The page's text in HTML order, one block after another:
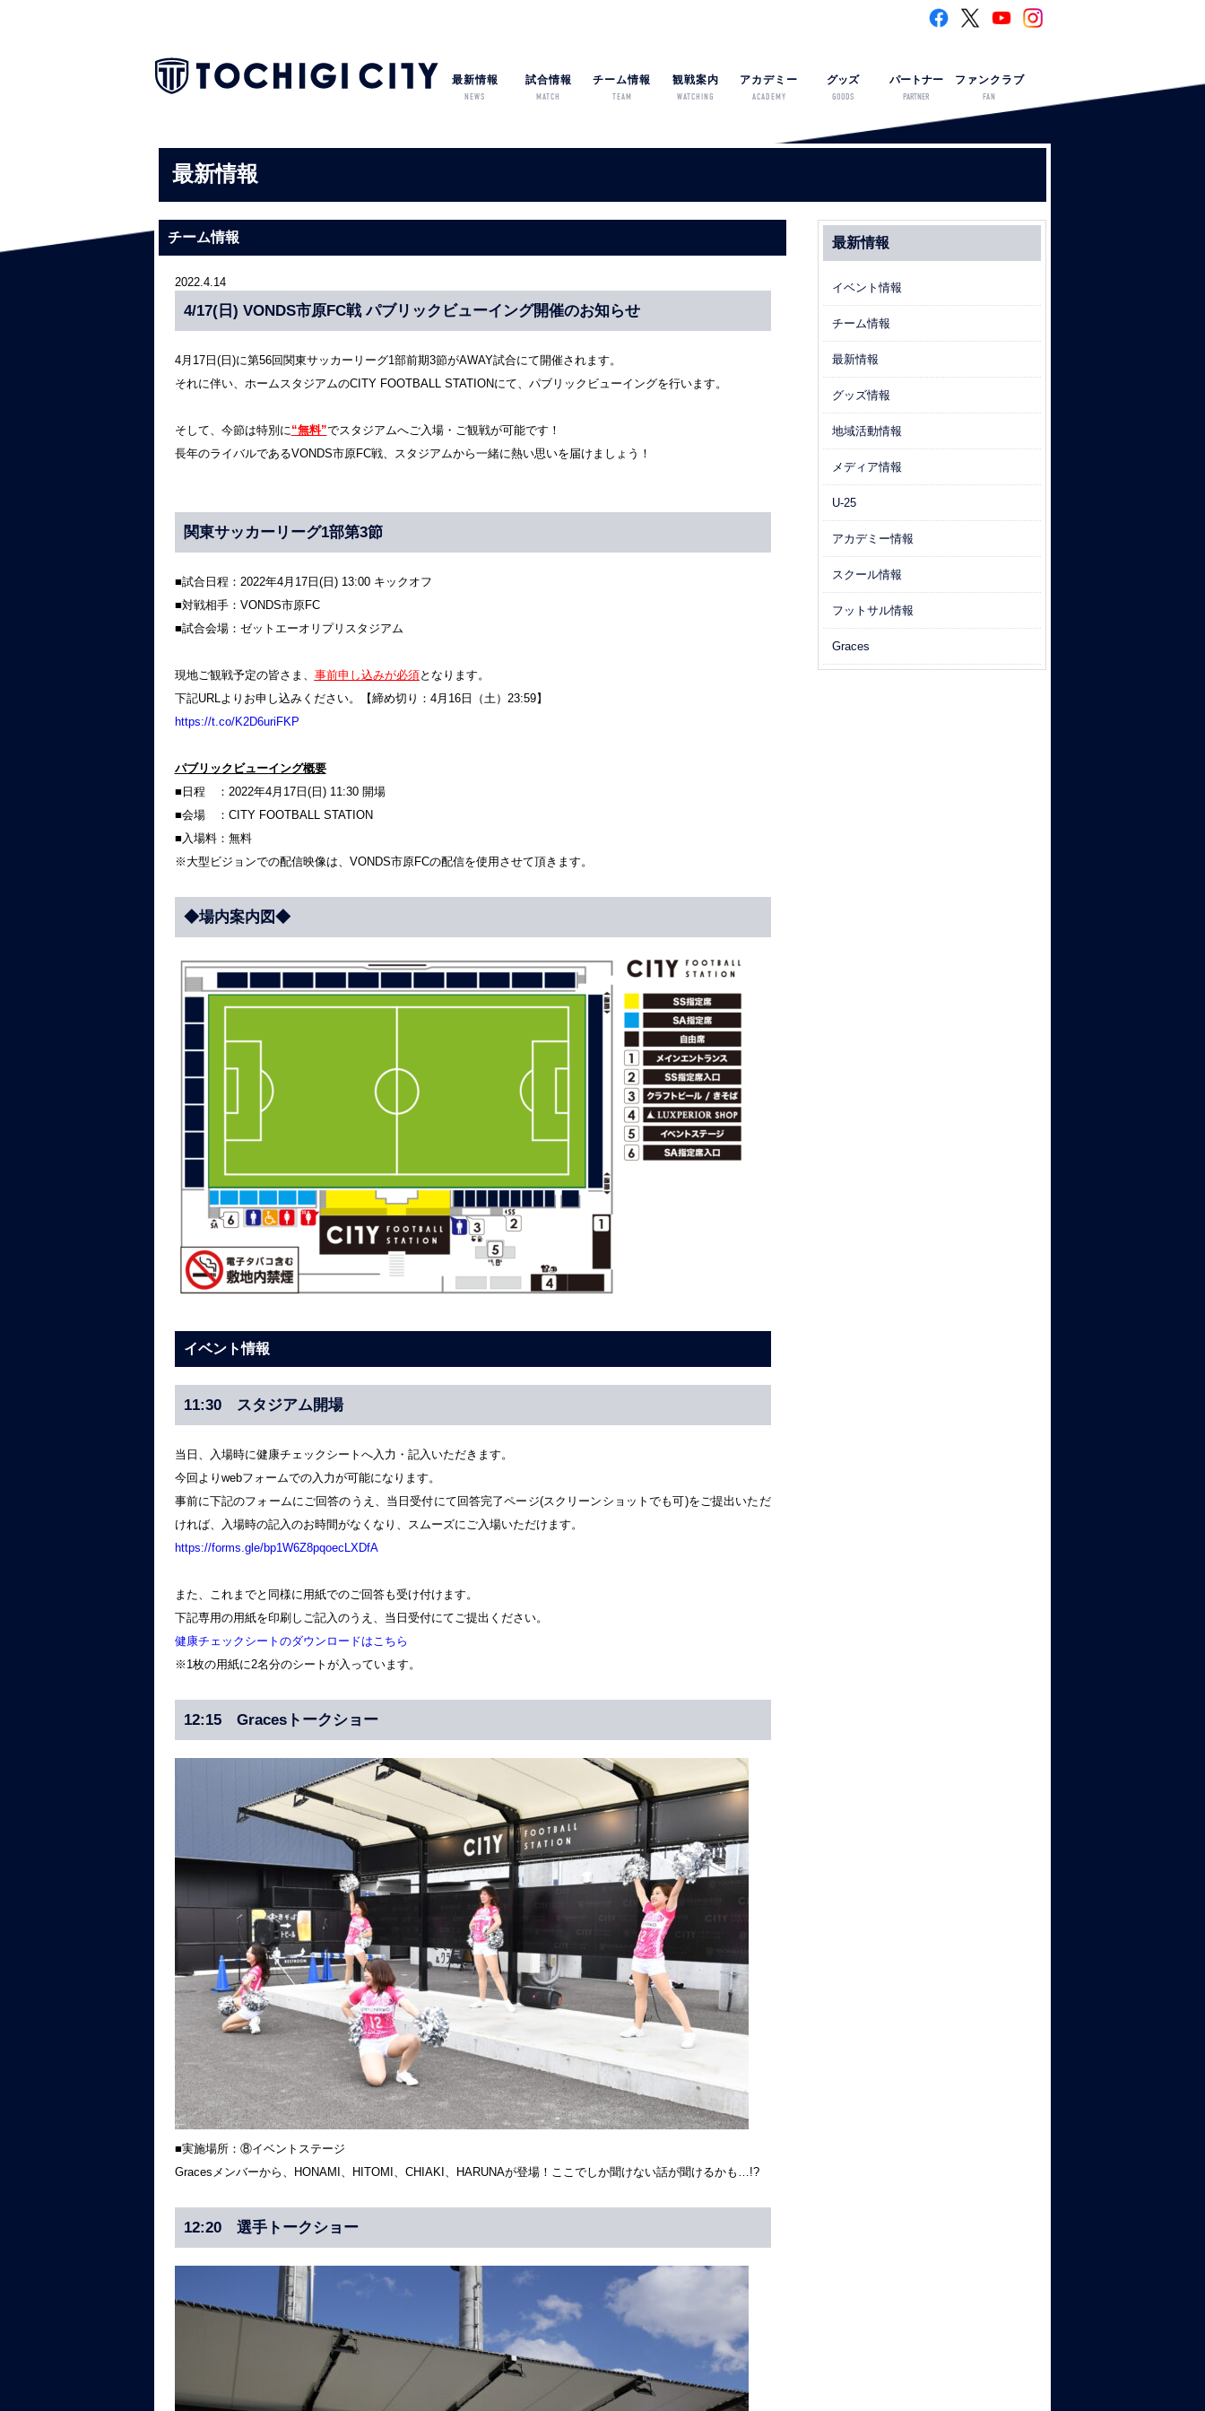
最新情報
NEWS
試合情報
MATCH
チーム情報
TEAM
観戦案内
WATCHING
アカデミー
ACADEMY
グッズ
GOODS
パートナー
PARTNER
ファンクラブ
FAN
最新情報
チーム情報
2022.4.14
4/17(日) VONDS市原FC戦 パブリックビューイング開催のお知らせ
4月17日(日)に第56回関東サッカーリーグ1部前期3節がAWAY試合にて開催されます。
それに伴い、ホームスタジアムのCITY FOOTBALL STATIONにて、パブリックビューイングを行います。
そして、今節は特別に“無料”でスタジアムへご入場・ご観戦が可能です！
長年のライバルであるVONDS市原FC戦、スタジアムから一緒に熱い思いを届けましょう！
関東サッカーリーグ1部第3節
■試合日程：2022年4月17日(日) 13:00 キックオフ
■対戦相手：VONDS市原FC
■試合会場：ゼットエーオリプリスタジアム
現地ご観戦予定の皆さま、 事前申し込みが必須となります。
下記URLよりお申し込みください。【締め切り：4月16日（土）23:59】
https://t.co/K2D6uriFKP
パブリックビューイング概要
■日程 ：2022年4月17日(日) 11:30 開場
■会場 ：CITY FOOTBALL STATION
■入場料：無料
※大型ビジョンでの配信映像は、VONDS市原FCの配信を使用させて頂きます。
◆場内案内図◆
イベント情報
11:30 スタジアム開場
当日、入場時に健康チェックシートへ入力・記入いただきます。
今回よりwebフォームでの入力が可能になります。
事前に下記のフォームにご回答のうえ、当日受付にて回答完了ページ(スクリーンショットでも可)をご提出いただ
ければ、入場時の記入のお時間がなくなり、スムーズにご入場いただけます。
https://forms.gle/bp1W6Z8pqoecLXDfA
また、これまでと同様に用紙でのご回答も受け付けます。
下記専用の用紙を印刷しご記入のうえ、当日受付にてご提出ください。
健康チェックシートのダウンロードはこちら
※1枚の用紙に2名分のシートが入っています。
12:15 Gracesトークショー
■実施場所：⑧イベントステージ
Gracesメンバーから、HONAMI、HITOMI、CHIAKI、HARUNAが登場！ここでしか聞けない話が聞けるかも…!?
12:20 選手トークショー
最新情報
イベント情報
チーム情報
最新情報
グッズ情報
地域活動情報
メディア情報
U-25
アカデミー情報
スクール情報
フットサル情報
Graces